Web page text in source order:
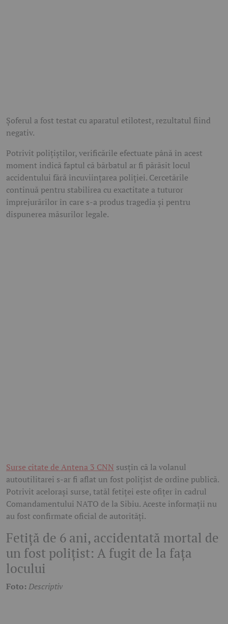
Șoferul a fost testat cu aparatul etilotest, rezultatul fiind
negativ.
Potrivit polițiștilor, verificările efectuate până în acest
moment indică faptul că bărbatul ar fi părăsit locul
accidentului fără încuviințarea poliției. Cercetările
continuă pentru stabilirea cu exactitate a tuturor
împrejurărilor în care s-a produs tragedia și pentru
dispunerea măsurilor legale.
Surse citate de Antena 3 CNN susțin că la volanul
autoutilitarei s-ar fi aflat un fost polițist de ordine publică.
Potrivit acelorași surse, tatăl fetiței este ofițer în cadrul
Comandamentului NATO de la Sibiu. Aceste informații nu
au fost confirmate oficial de autorități.
Fetiță de 6 ani, accidentată mortal de
un fost polițist: A fugit de la fața
locului
Foto:Descriptiv